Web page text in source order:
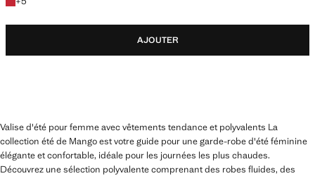
AJOUTER
Valise d'été pour femme avec vêtements tendance et polyvalents La
collection été de Mango est votre guide pour une garde-robe d'été féminine
élégante et confortable, idéale pour les journées les plus chaudes.
Découvrez une sélection polyvalente comprenant des robes fluides, des